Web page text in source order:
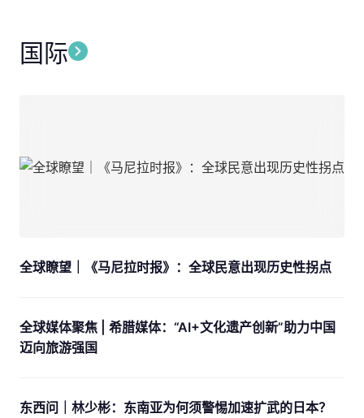
国际
全球瞭望｜《马尼拉时报》：全球民意出现历史性拐点
全球媒体聚焦 | 希腊媒体：“AI+文化遗产创新”助力中国
迈向旅游强国
东西问｜林少彬：东南亚为何须警惕加速扩武的日本？